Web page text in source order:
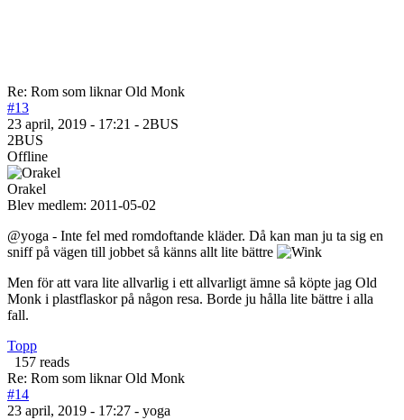
Re: Rom som liknar Old Monk
#13
23 april, 2019 - 17:21 - 2BUS
2BUS
Offline
Orakel
Blev medlem: 2011-05-02
@yoga - Inte fel med romdoftande kläder. Då kan man ju ta sig en
sniff på vägen till jobbet så känns allt lite bättre
Men för att vara lite allvarlig i ett allvarligt ämne så köpte jag Old
Monk i plastflaskor på någon resa. Borde ju hålla lite bättre i alla
fall.
Topp
157 reads
Re: Rom som liknar Old Monk
#14
23 april, 2019 - 17:27 - yoga